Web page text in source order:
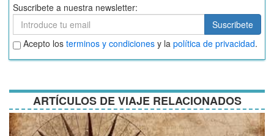
Suscribete a nuestra newsletter:
Suscribete
Suscribete
Aceptar
términos
y
Acepto los terminos y condiciones y la política de privacidad.
ARTÍCULOS DE VIAJE RELACIONADOS